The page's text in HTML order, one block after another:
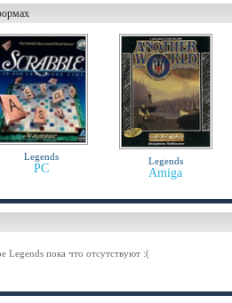
Legends
PC
Legends
Amiga
Legends пока что отсутствуют :(